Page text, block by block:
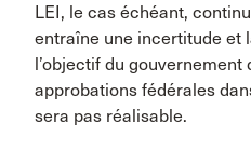
LEI, le cas échéant,
entraîne une incertitude et
l’objectif du gouvernement
approbations fédérales
sera pas réalisable.